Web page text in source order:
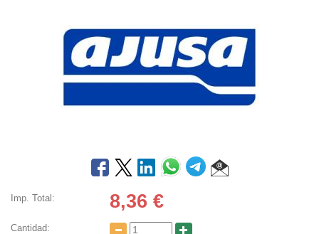
Imp. Total: 8,36 €
Cantidad: